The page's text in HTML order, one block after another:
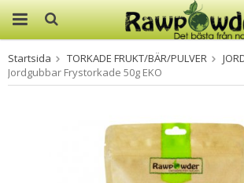
Produkten har blivit
Startsida TORKADE FRUKT/BÄR/PULVER
Jordgubbar Frystorkade 50g EKO